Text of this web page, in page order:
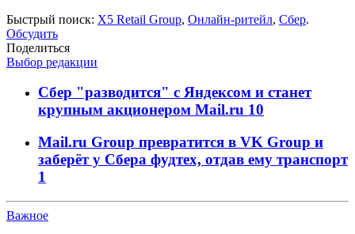
Быстрый поиск: X5 Retail Group, Онлайн-ритейл, Сбер.
Обсудить
Поделиться
Выбор редакции
Сбер "разводится" с Яндексом и станет
крупным акционером Mail.ru 10
Mail.ru Group превратится в VK Group и
заберёт у Сбера фудтех, отдав ему транспорт
1
Важное